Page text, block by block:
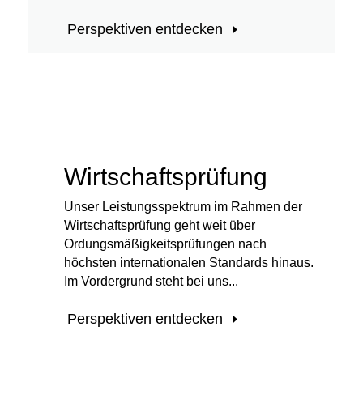
Perspektiven entdecken
Wirtschaftsprüfung
Unser Leistungsspektrum im Rahmen der
Wirtschaftsprüfung geht weit über
Ordungsmäßigkeitsprüfungen nach
höchsten internationalen Standards hinaus.
Im Vordergrund steht bei uns...
Perspektiven entdecken